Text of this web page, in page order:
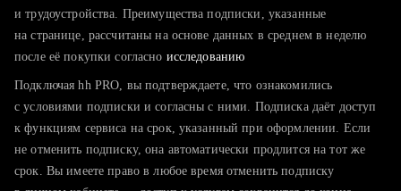
тратите много времени на поиск и вручную поднимаете
хотите сравнить себя с конкурентами и оценить шансы
и трудоустройства. Преимущества подписки, указанные
на странице, рассчитаны на основе данных в среднем в неделю
после её покупки согласно исследованию
Подключая hh PRO, вы подтверждаете, что ознакомились
с условиями подписки и согласны с ними. Подписка даёт доступ
к функциям сервиса на срок, указанный при оформлении. Если
не отменить подписку, она автоматически продлится на тот же
срок. Вы имеете право в любое время отменить подписку